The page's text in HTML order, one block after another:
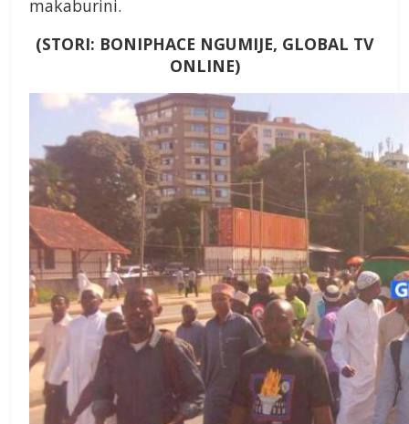
makaburini.
(STORI: BONIPHACE NGUMIJE, GLOBAL TV
ONLINE)